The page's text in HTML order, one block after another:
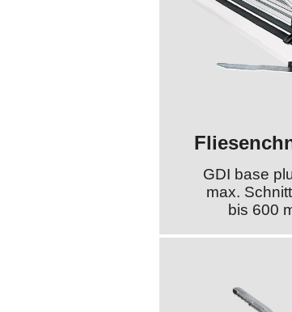
GDI base
max.
bis 600